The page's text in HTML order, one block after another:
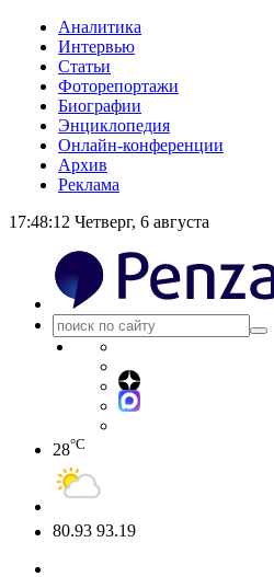
Аналитика
Интервью
Статьи
Фоторепортажи
Биографии
Энциклопедия
Онлайн-конференции
Архив
Реклама
17:48:12 Четверг, 6 августа
28°C
80.93 93.19